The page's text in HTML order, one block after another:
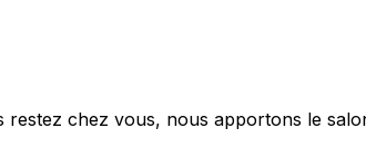
restez chez vous, nous apportons le